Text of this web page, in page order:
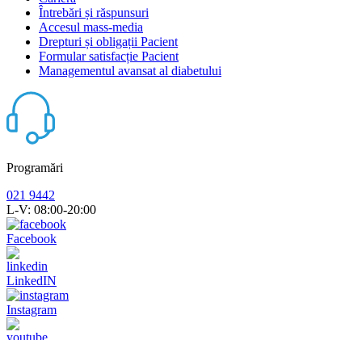
Întrebări și răspunsuri
Accesul mass-media
Drepturi și obligații Pacient
Formular satisfacție Pacient
Managementul avansat al diabetului
Programări
021 9442
L-V: 08:00-20:00
Facebook
LinkedIN
Instagram